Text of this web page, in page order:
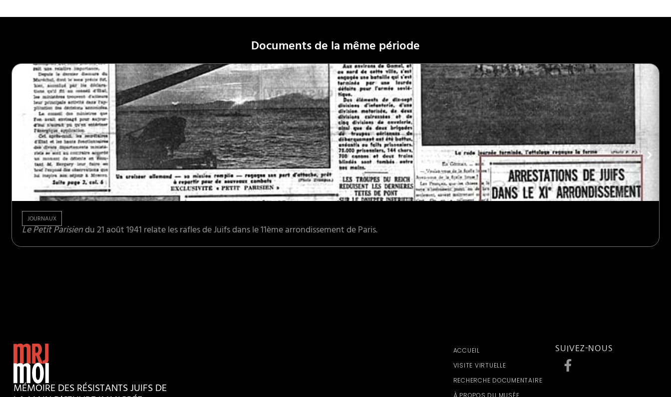
Documents de la même période
JOURNAUX
Le Petit Parisiendu 21 août 1941 relate les rafles de Juifs dans le 11ème arrondissement de Paris.
MÉMOIRE DES RÉSISTANTS JUIFS DE
ACCUEIL
VISITE VIRTUELLE
RECHERCHE DOCUMENTAIRE
À PROPOS DU MUSÉE
SUIVEZ-NOUS